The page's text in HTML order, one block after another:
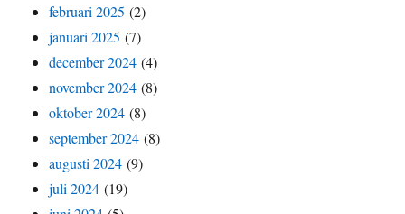
februari 2025 (2)
januari 2025 (7)
december 2024 (4)
november 2024 (8)
oktober 2024 (8)
september 2024 (8)
augusti 2024 (9)
juli 2024 (19)